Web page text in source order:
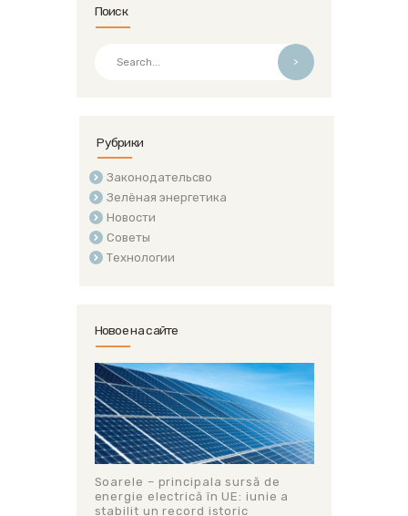
Поиск
>
Рубрики
Законодательсво
Зелёная энергетика
Новости
Советы
Технологии
Новое на сайте
Soarele – principala sursă de
energie electrică în UE: iunie a
stabilit un record istoric